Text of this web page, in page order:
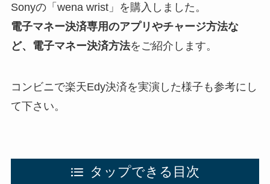
Sonyの「wena wrist」を購入しました。
電子マネー決済専用のアプリやチャージ方法な
ど、電子マネー決済方法をご紹介します。
コンビニで楽天Edy決済を実演した様子も参考にし
て下さい。
タップできる目次